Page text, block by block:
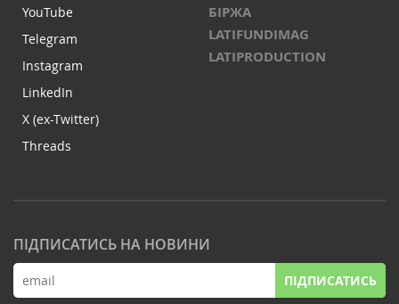
YouTube
Telegram
Instagram
LinkedIn
X (ex-Twitter)
Threads
БІРЖА
LATIFUNDIMAG
LATIPRODUCTION
ПІДПИСАТИСЬ НА НОВИНИ
ПІДПИСАТИСЬ